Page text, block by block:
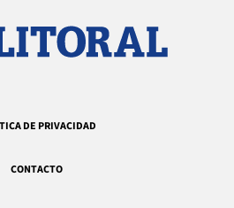
DE PRIVACIDAD
CONTACTO